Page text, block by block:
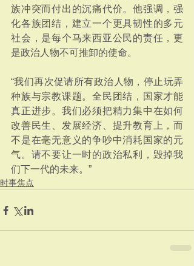
族冲突而付出的沉痛代价。他强调，强
化各族团结，建立一个更具韧性的多元
社会，是每个马来西亚公民的责任，更
是政治人物不可推卸的使命。
“我们再次促请所有政治人物，停止玩弄
种族与宗教课题。全民团结，国家才能
真正进步。我们必须把精力集中在如何
改善民生、发展经济、提升教育上，而
不是在毫无意义的争吵中消耗国家的元
气。请不要让一时的政治私利，毁掉我
们下一代的未来。”
时事焦点